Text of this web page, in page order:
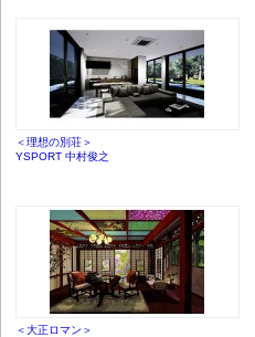
＜理想の別荘＞
YSPORT 中村俊之
＜大正ロマン＞